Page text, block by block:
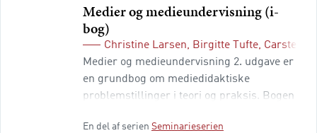
Medier og medieundervisning (i-
bog)
Christine Larsen, Birgitte Tufte, Carsten
Medier og medieundervisning 2. udgave er
en grundbog om mediedidaktiske
problemstillinger i teori og praksis. Bogen
giver anvisninger til, hvordan læreren kan
En del af serien Seminarieserien